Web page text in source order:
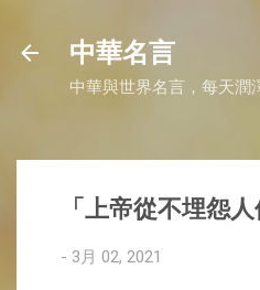
中華名言
中華與世界名言，每天潤
「上帝從不埋怨
- 3月 02, 2021